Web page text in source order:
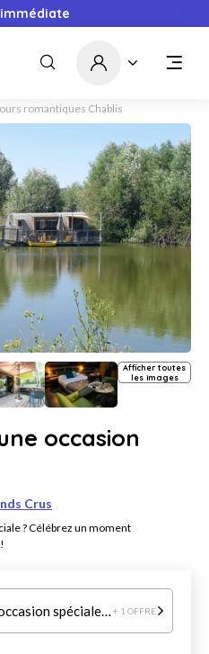
romantiques Chablis
Afficher toutes
les images
occasion
Crus
? Célébrez un moment
Escapade pour une occasion spéciale 🎁 + 1 OFFRE